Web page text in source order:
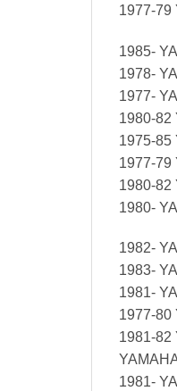
1977-79
1985-
1978-
1977-
1980-82
1975-85
1977-79
1980-82
1980-
1982-
1983-
1981-
1977-80
1981-82
1981-